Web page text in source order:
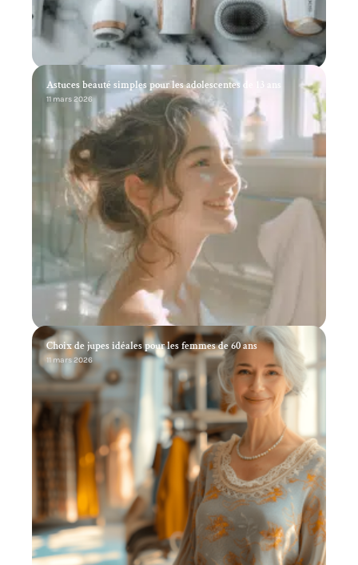
Astuces beauté simples pour les adolescentes de 13 ans
11 mars 2026
Choix de jupes idéales pour les femmes de 60 ans
11 mars 2026